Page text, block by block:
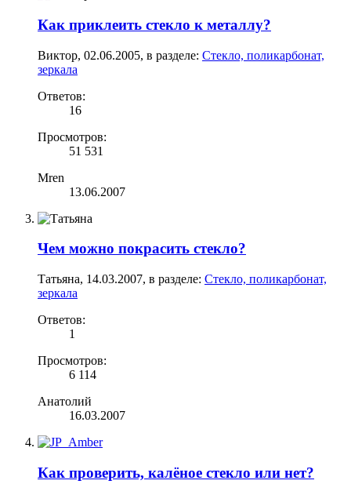
Как приклеить стекло к металлу?
Виктор, 02.06.2005, в разделе: Стекло, поликарбонат,
зеркала
Ответов:
16
Просмотров:
51 531
Mren
13.06.2007
Чем можно покрасить стекло?
Татьяна, 14.03.2007, в разделе: Стекло, поликарбонат,
зеркала
Ответов:
1
Просмотров:
6 114
Анатолий
16.03.2007
Как проверить, калёное стекло или нет?